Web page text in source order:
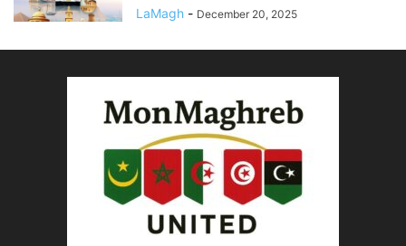
LaMagh - December 20, 2025